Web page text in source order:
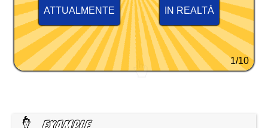
ATTUALMENTE IN REALTÀ
1/10